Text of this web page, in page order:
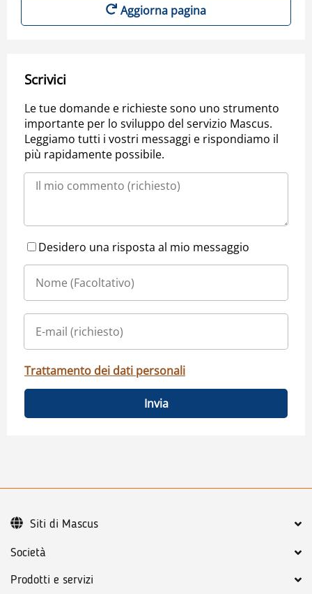
Aggiorna pagina
Scrivici
Le tue domande e richieste sono uno strumento
importante per lo sviluppo del servizio Mascus.
Leggiamo tutti i vostri messaggi e rispondiamo il
più rapidamente possibile.
Desidero una risposta al mio messaggio
Trattamento dei dati personali
Invia
Società
Prodotti e servizi
Siti di Mascus